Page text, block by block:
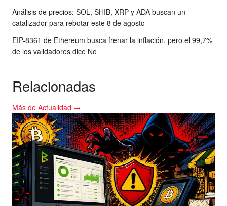
Análisis de precios: SOL, SHIB, XRP y ADA buscan un
catalizador para rebotar este 8 de agosto
EIP-8361 de Ethereum busca frenar la inflación, pero el 99,7%
de los validadores dice No
Relacionadas
Más de Actualidad →